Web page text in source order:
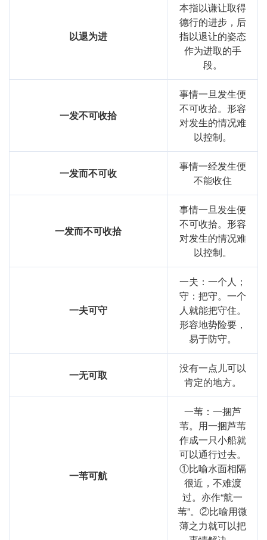
以退为进
本指以谦让取得
德行的进步，后
指以退让的姿态
作为进取的手
段。
一发不可收拾
事情一旦发生便
不可收拾。形容
对发生的情况难
以控制。
一发而不可收
事情一经发生便
不能收住
一发而不可收拾
事情一旦发生便
不可收拾。形容
对发生的情况难
以控制。
一夫可守
一夫：一个人；
守：把守。一个
人就能把守住。
形容地势险要，
易于防守。
一无可取
没有一点儿可以
肯定的地方。
一苇可航
一苇：一捆芦
苇。用一捆芦苇
作成一只小船就
可以通行过去。
①比喻水面相隔
很近，不难渡
过。亦作“航一
苇”。②比喻用微
薄之力就可以把